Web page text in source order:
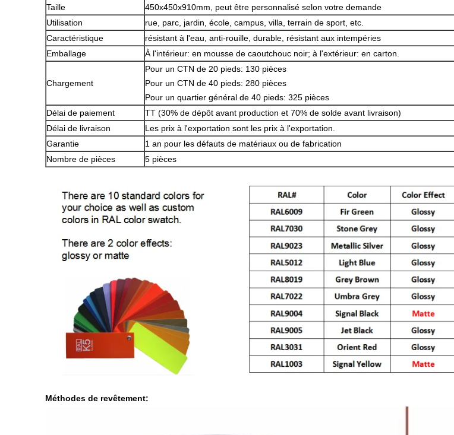
Taille
450x450x910mm, peut être personnalisé selon votre demande
Utilisation
rue, parc, jardin, école, campus, villa, terrain de sport, etc.
Caractéristique
résistant à l'eau, anti-rouille, durable, résistant aux intempéries
Emballage
À l'intérieur: en mousse de caoutchouc noir; à l'extérieur: en carton.
Chargement
Pour un CTN de 20 pieds: 130 pièces
Pour un CTN de 40 pieds: 280 pièces
Pour un quartier général de 40 pieds: 325 pièces
Délai de paiement
TT (30% de dépôt avant production et 70% de solde avant livraison)
Délai de livraison
Les prix à l'exportation sont les prix à l'exportation.
Garantie
1 an pour les défauts de matériaux ou de fabrication
Nombre de pièces
5 pièces
Méthodes de revêtement: